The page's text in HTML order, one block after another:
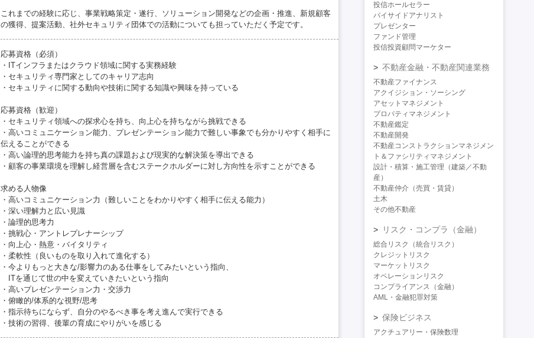
これまでの経験に応じ、事業戦略策定・遂行、ソリューション開発などの企画・推進、新規顧客
の獲得、提案活動、社外セキュリティ団体での活動についても担っていただく予定です。
応募資格（必須）
・ITインフラまたはクラウド領域に関する実務経験
・セキュリティ専門家としてのキャリア志向
・セキュリティに関する動向や技術に関する知識や興味を持っている
応募資格（歓迎）
・セキュリティ領域への探求心を持ち、向上心を持ちながら挑戦できる
・高いコミュニケーション能力、プレゼンテーション能力で難しい事象でも分かりやすく相手に
伝えることができる
・高い論理的思考能力を持ち真の課題および現実的な解決策を導出できる
・顧客の事業環境を理解し経営層を含むステークホルダーに対し方向性を示すことができる
求める人物像
・高いコミュニケーション力（難しいことをわかりやすく相手に伝える能力）
・深い理解力と広い見識
・論理的思考力
・挑戦心・アントレプレナーシップ
・向上心・熱意・バイタリティ
・柔軟性（良いものを取り入れて進化する）
・今よりもっと大きな/影響力のある仕事をしてみたいという指向、
ITを通じて世の中を変えていきたいという指向
・高いプレゼンテーション力・交渉力
・俯瞰的/体系的な視野/思考
・指示待ちにならず、自分のやるべき事を考え進んで実行できる
・技術の習得、後輩の育成にやりがいを感じる
投信ホールセラー
バイサイドアナリスト
プレゼンター
ファンド管理
投信投資顧問マーケター
不動産金融・不動産関連業務
不動産ファイナンス
アクイジション・ソーシング
アセットマネジメント
プロパティマネジメント
不動産鑑定
不動産開発
不動産コンストラクションマネジメン
ト＆ファシリティマネジメント
設計・積算・施工管理（建築／不動
産）
不動産仲介（売買・賃貸）
土木
その他不動産
リスク・コンプラ（金融）
総合リスク（統合リスク）
クレジットリスク
マーケットリスク
オペレーションリスク
コンプライアンス（金融）
AML・金融犯罪対策
保険ビジネス
アクチュアリー・保険数理